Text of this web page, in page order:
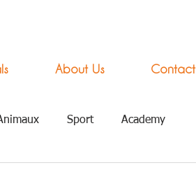
About Us Contact
Sport Academy